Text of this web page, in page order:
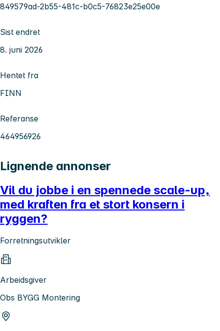
849579ad-2b55-481c-b0c5-76823e25e00e
Sist endret
8. juni 2026
Hentet fra
FINN
Referanse
464956926
Lignende annonser
Vil du jobbe i en spennede scale-up,
med kraften fra et stort konsern i
ryggen?
Forretningsutvikler
Arbeidsgiver
Obs BYGG Montering